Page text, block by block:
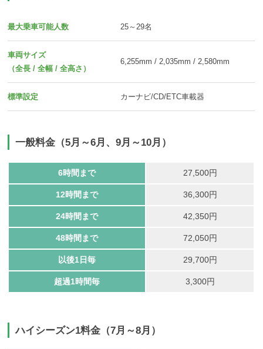
最大乗車可能人数 25～29名
車両サイズ
（全長 / 全幅 / 全高さ）
6,255mm / 2,035mm / 2,580mm
標準設定 カーナビ/CD/ETC車載器
一般料金（5月～6月、9月～10月）
6時間まで 27,500円
12時間まで 36,300円
24時間まで 42,350円
48時間まで 72,050円
以後1日毎 29,700円
超過1時間毎 3,300円
ハイシーズン1料金（7月～8月）